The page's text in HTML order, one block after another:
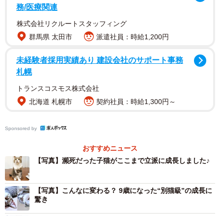
務/医療関連
株式会社リクルートスタッフィング
群馬県 太田市
派遣社員：時給1,200円
未経験者採用実績あり 建設会社のサポート事務
札幌
トランスコスモス株式会社
北海道 札幌市
契約社員：時給1,300円～
Sponsored by
おすすめニュース
【写真】瀕死だった子猫がここまで立派に成長しました♪
【写真】こんなに変わる？ 9歳になった“別猫級”の成長に
驚き